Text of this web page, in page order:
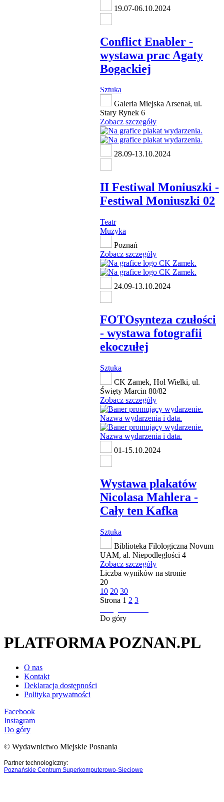
19.07-06.10.2024
Conflict Enabler -
wystawa prac Agaty
Bogackiej
Sztuka
Galeria Miejska Arsenał, ul.
Stary Rynek 6
Zobacz szczegóły
28.09-13.10.2024
II Festiwal Moniuszki -
Festiwal Moniuszki 02
Teatr
Muzyka
Poznań
Zobacz szczegóły
24.09-13.10.2024
FOTOsynteza czułości
- wystawa fotografii
ekoczułej
Sztuka
CK Zamek, Hol Wielki, ul.
Święty Marcin 80/82
Zobacz szczegóły
01-15.10.2024
Wystawa plakatów
Nicolasa Mahlera -
Cały ten Kafka
Sztuka
Biblioteka Filologiczna Novum
UAM, al. Niepodległości 4
Zobacz szczegóły
Liczba wyników na stronie
20
10 20 30
Strona 1 2 3
Do góry
PLATFORMA POZNAN.PL
O nas
Kontakt
Deklaracja dostępności
Polityka prywatności
Facebook
Instagram
Do góry
© Wydawnictwo Miejskie Posnania
Partner technologiczny:
Poznańskie Centrum Superkomputerowo-Sieciowe